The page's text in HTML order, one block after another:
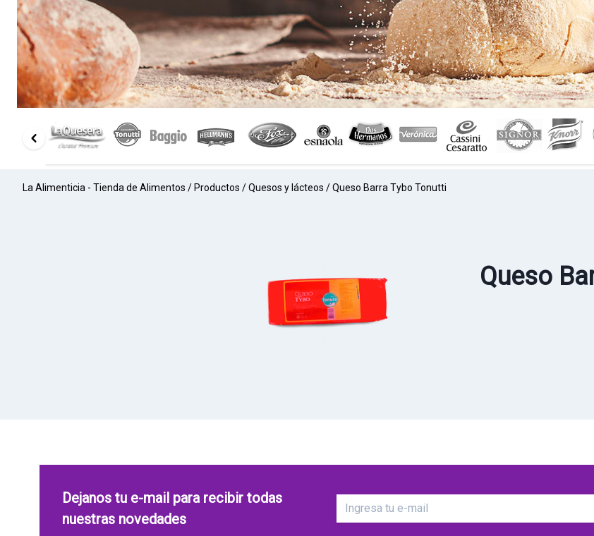
La Alimenticia - Tienda de Alimentos /Productos /Quesos y lácteos /Queso Barra Tybo Tonutti
Queso
Dejanos tu e-mail para recibir todas
nuestras novedades